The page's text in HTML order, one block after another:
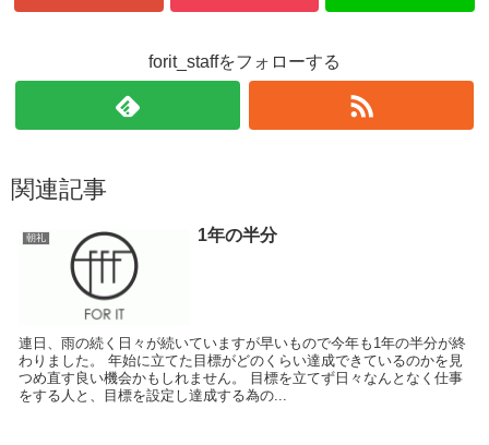
forit_staffをフォローする
関連記事
朝礼 1年の半分
連日、雨の続く日々が続いていますが早いもので今年も1年の半分が終
わりました。 年始に立てた目標がどのくらい達成できているのかを見
つめ直す良い機会かもしれません。 目標を立てず日々なんとなく仕事
をする人と、目標を設定し達成する為の...